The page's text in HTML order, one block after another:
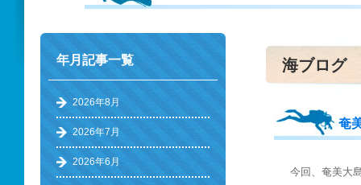
海ブログ
奄
今回、奄美大
年月記事一覧
2026年8月
2026年7月
2026年6月